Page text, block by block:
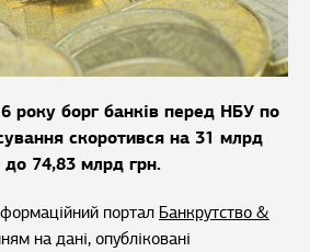
року борг банків перед НБУ по
скоротився на 31 млрд
74,83 млрд грн.
портал Банкрутство &
на дані, опубліковані